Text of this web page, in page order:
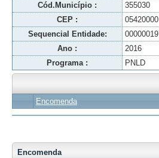
Cód.Município :
355030
CEP :
05420000
Sequencial Entidade:
Ano :
2016
Programa :
PNLD
Encomenda
Encomenda